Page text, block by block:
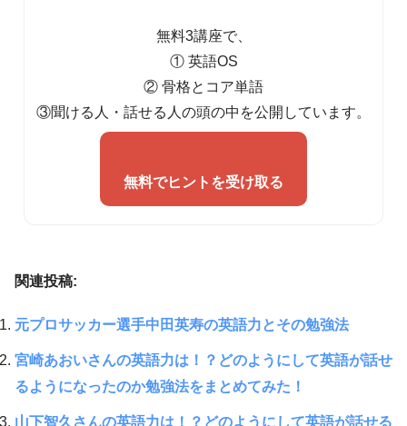
無料3講座で、
① 英語OS
② 骨格とコア単語
③聞ける人・話せる人の頭の中を公開しています。
無料でヒントを受け取る
関連投稿:
元プロサッカー選手中田英寿の英語力とその勉強法
宮崎あおいさんの英語力は！？どのようにして英語が話せ
るようになったのか勉強法をまとめてみた！
山下智久さんの英語力は！？どのようにして英語が話せる